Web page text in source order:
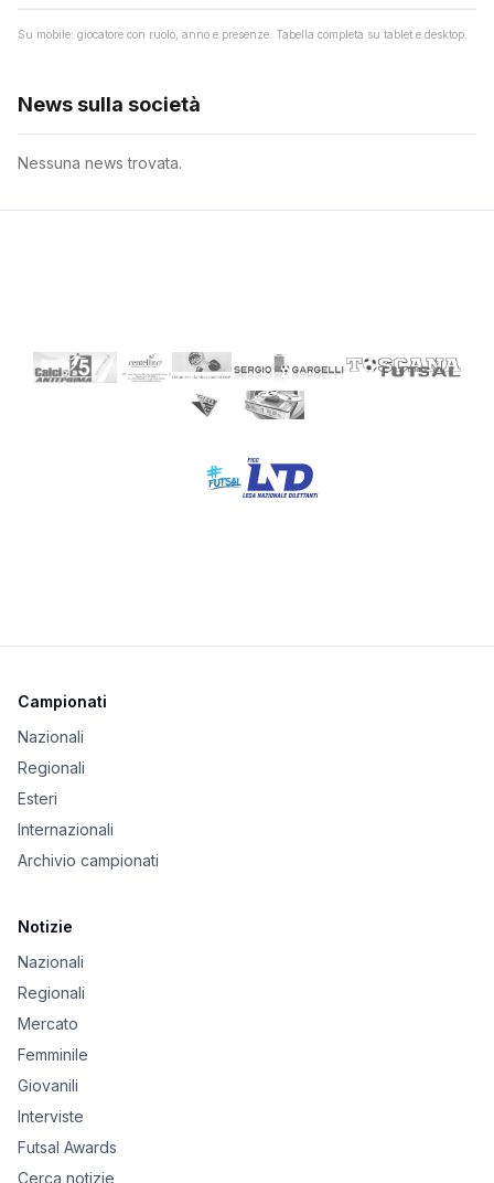
Su mobile: giocatore con ruolo, anno e presenze. Tabella completa su tablet e desktop.
News sulla società
Nessuna news trovata.
Campionati
Nazionali
Regionali
Esteri
Internazionali
Archivio campionati
Notizie
Nazionali
Regionali
Mercato
Femminile
Giovanili
Interviste
Futsal Awards
Cerca notizie